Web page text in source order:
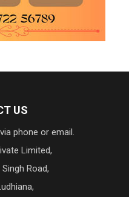
US
phone or email.
Limited,
Road,